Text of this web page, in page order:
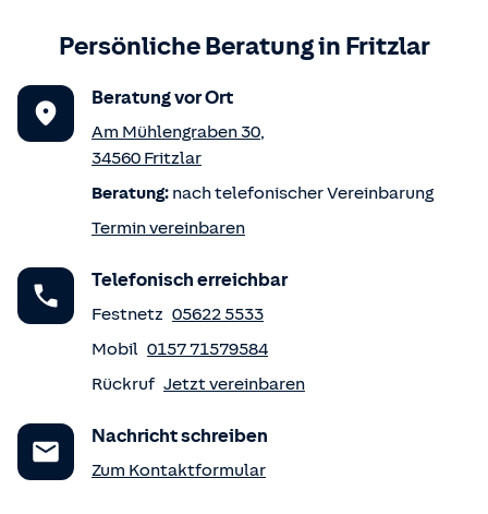
Persönliche Beratung in Fritzlar
Beratung vor Ort
Am Mühlengraben 30,
34560 Fritzlar
Beratung: nach telefonischer Vereinbarung
Termin vereinbaren
Telefonisch erreichbar
Festnetz 05622 5533
Mobil 0157 71579584
Rückruf Jetzt vereinbaren
Nachricht schreiben
Zum Kontaktformular